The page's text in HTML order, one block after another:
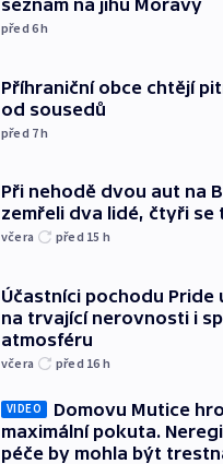
seznam na jihu Moravy
před 6h
Příhraniční obce chtějí
od sousedů
před 7h
Při nehodě dvou aut na
zemřeli dva lidé, čtyři se
včera před 15 h
Účastníci pochodu Pride
na trvající nerovnosti i
atmosféru
včera před 16 h
VIDEO
Domovu Mutice
maximální pokuta.
péče by mohla být